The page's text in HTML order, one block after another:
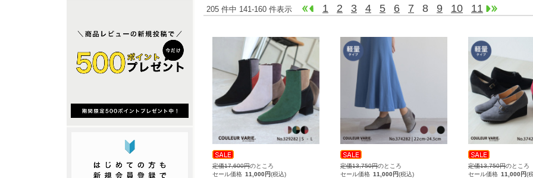
205 件中 141-160 件表示 1 2 3 4 5 6 7 8 9 10 11
定価17,600円のところ
セール価格 11,000円(税込)
定価13,750円のところ
セール価格 11,000円(税込)
定価13,750円のところ
セール価格 11,000円(